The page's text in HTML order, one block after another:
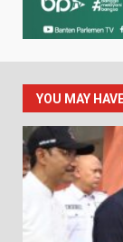
YOU MAY